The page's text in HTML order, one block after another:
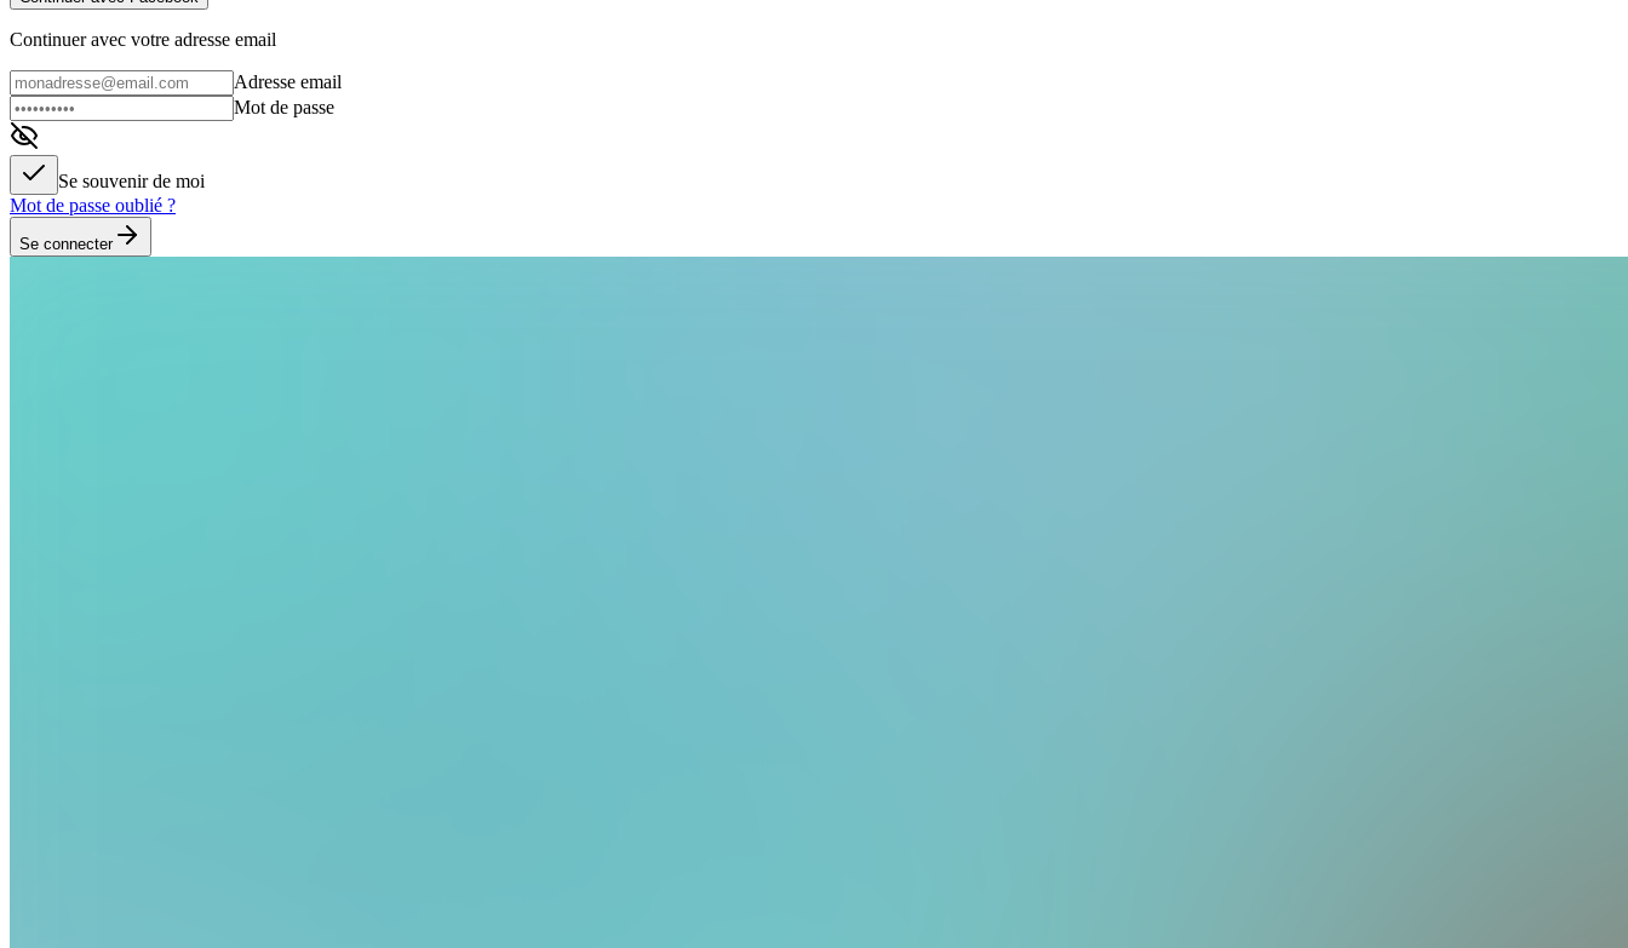
Continuer avec votre adresse email
Adresse email
Mot de passe
Se souvenir de moi
Mot de passe oublié ?
Se connecter